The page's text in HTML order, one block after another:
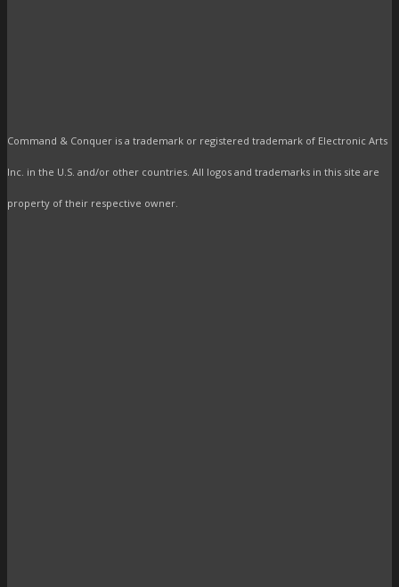
Command & Conquer is a trademark or registered trademark of Electronic Arts
Inc. in the U.S. and/or other countries. All logos and trademarks in this site are
property of their respective owner.